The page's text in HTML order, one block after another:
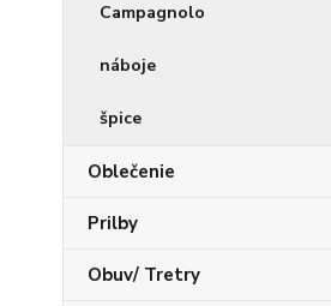
Campagnolo
náboje
špice
Oblečenie
Prilby
Obuv/ Tretry